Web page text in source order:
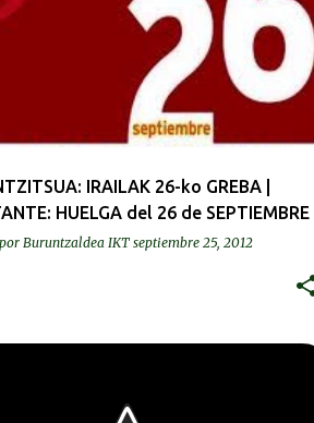
IRAILAK 26-ko GREBA |
HUELGA del 26 de SEPTIEMBRE
Buruntzaldea IKT septiembre 25, 2012